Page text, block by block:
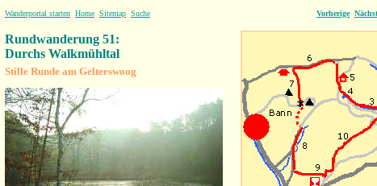
Wanderportal starten Home Sitemap Suche Vorherige
Rundwanderung 51:
Durchs Walkmühltal
Stille Runde am Gelterswoog